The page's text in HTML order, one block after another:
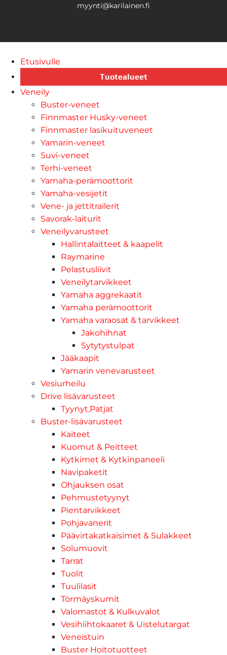
myynti@karilainen.fi
Etusivulle
Tuotealueet
Veneily
Buster-veneet
Finnmaster Husky-veneet
Finnmaster lasikuituveneet
Yamarin-veneet
Suvi-veneet
Terhi-veneet
Yamaha-perämoottorit
Yamaha-vesijetit
Vene- ja jettitrailerit
Savorak-laiturit
Veneilyvarusteet
Hallintalaitteet & kaapelit
Raymarine
Pelastusliivit
Veneilytarvikkeet
Yamaha aggrekaatit
Yamaha perämoottorit
Yamaha varaosat & tarvikkeet
Jakohihnat
Sytytystulpat
Jääkaapit
Yamarin venevarusteet
Vesiurheilu
Drive lisävarusteet
Tyynyt,Patjat
Buster-lisävarusteet
Kaiteet
Kuomut & Peitteet
Kytkimet & Kytkinpaneeli
Navipaketit
Ohjauksen osat
Pehmustetyynyt
Pientarvikkeet
Pohjavanerit
Päävirtakatkaisimet & Sulakkeet
Solumuovit
Tarrat
Tuolit
Tuulilasit
Törmäyskumit
Valomastot & Kulkuvalot
Vesihiihtokaaret & Uistelutargat
Veneistuin
Buster Hoitotuotteet